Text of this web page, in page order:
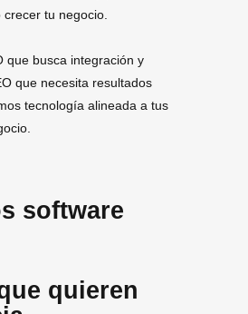
tu negocio.
que busca integración y
que necesita resultados
tecnología alineada a tus
software
quieren